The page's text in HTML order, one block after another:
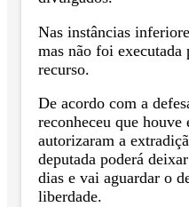
Nas instâncias
mas não foi executada
recurso.
De acordo com a
reconheceu que houve
autorizaram a
deputada poderá
dias e vai aguardar o
liberdade.